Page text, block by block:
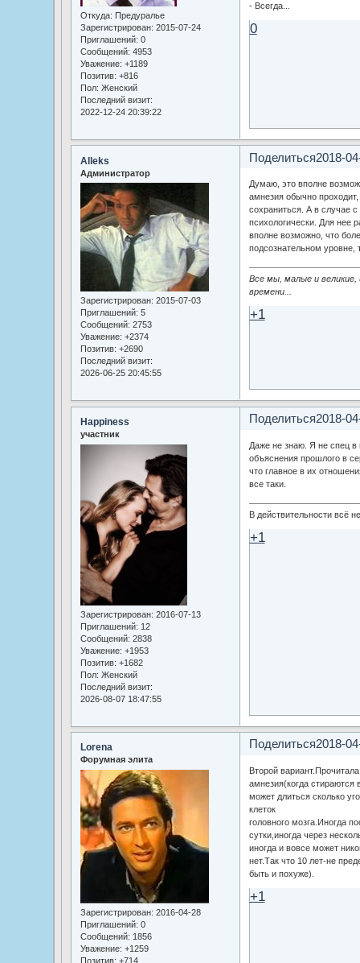
Откуда: Предуралье
Зарегистрирован: 2015-07-24
Приглашений: 0
Сообщений: 4953
Уважение: +1189
Позитив: +816
Пол: Женский
Последний визит:
2022-12-24 20:39:22
- Всегда...
0
Поделиться2018-
Alleks
Администратор
Зарегистрирован: 2015-07-03
Приглашений: 5
Сообщений: 2753
Уважение: +2374
Позитив: +2690
Последний визит:
2026-06-25 20:45:55
Думаю, это вполне
амнезия обычно
сохраниться. А в случае
психологически. Для нее
вполне возможно, что
подсознательном уровне,
Все мы, малые и
времени...
+1
Поделиться2018-
Happiness
участник
Зарегистрирован: 2016-07-13
Приглашений: 12
Сообщений: 2838
Уважение: +1953
Позитив: +1682
Пол: Женский
Последний визит:
2026-08-07 18:47:55
Даже не знаю. Я не спец
объяснения прошлого в
что главное в их
все таки.
В действительности всё
+1
Поделиться2018-
Lorena
Форумная элита
Зарегистрирован: 2016-04-28
Приглашений: 0
Сообщений: 1856
Уважение: +1259
Позитив: +714
Второй
амнезия(когда
может длиться сколько
клеток
головного мозга.Иногда
сутки,иногда через
иногда и вовсе может
нет.Так что 10 лет-не
быть и похуже).
+1